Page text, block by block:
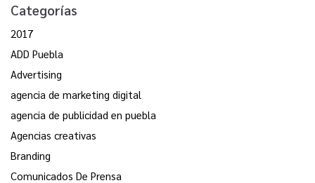
Categorías
2017
ADD Puebla
Advertising
agencia de marketing digital
agencia de publicidad en puebla
Agencias creativas
Branding
Comunicados De Prensa